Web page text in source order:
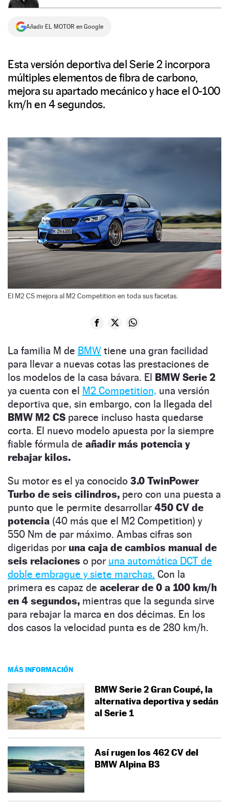
Añadir EL MOTOR en Google
Esta versión deportiva del Serie 2 incorpora
múltiples elementos de fibra de carbono,
mejora su apartado mecánico y hace el 0-100
km/h en 4 segundos.
El M2 CS mejora al M2 Competition en toda sus facetas.
La familia M de BMW tiene una gran facilidad
para llevar a nuevas cotas las prestaciones de
los modelos de la casa bávara. El BMW Serie 2
ya cuenta con el M2 Competition, una versión
deportiva que, sin embargo, con la llegada del
BMW M2 CS parece incluso hasta quedarse
corta. El nuevo modelo apuesta por la siempre
fiable fórmula de añadir más potencia y
rebajar kilos.
Su motor es el ya conocido 3.0 TwinPower
Turbo de seis cilindros, pero con una puesta a
punto que le permite desarrollar 450 CV de
potencia (40 más que el M2 Competition) y
550 Nm de par máximo. Ambas cifras son
digeridas por una caja de cambios manual de
seis relaciones o por una automática DCT de
doble embrague y siete marchas. Con la
primera es capaz de acelerar de 0 a 100 km/h
en 4 segundos, mientras que la segunda sirve
para rebajar la marca en dos décimas. En los
dos casos la velocidad punta es de 280 km/h.
MÁS INFORMACIÓN
BMW Serie 2 Gran Coupé, la
alternativa deportiva y sedán
al Serie 1
Así rugen los 462 CV del
BMW Alpina B3